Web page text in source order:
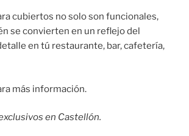
cubiertos no solo son funcionales,
se convierten en un reflejo del
en tú restaurante, bar, cafetería,
más información.
en Castellón.